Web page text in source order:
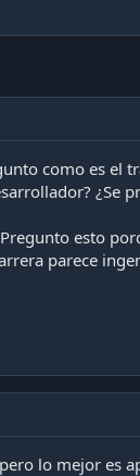
como es el
¿Se
esto
parece
lo mejor es